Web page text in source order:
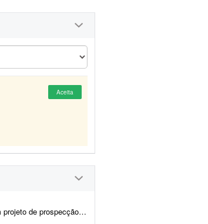
Aceita
para a Guebly. O objetivo será identi...